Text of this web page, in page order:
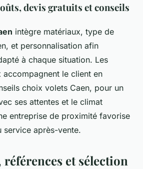
devis gratuits et conseils
intègre matériaux, type de
et personnalisation afin
à chaque situation. Les
accompagnent le client en
choix volets Caen, pour un
ses attentes et le climat
entreprise de proximité favorise
service après-vente.
références et sélection